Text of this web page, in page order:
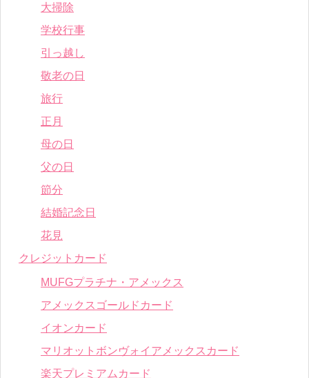
大掃除
学校行事
引っ越し
敬老の日
旅行
正月
母の日
父の日
節分
結婚記念日
花見
クレジットカード
MUFGプラチナ・アメックス
アメックスゴールドカード
イオンカード
マリオットボンヴォイアメックスカード
楽天プレミアムカード